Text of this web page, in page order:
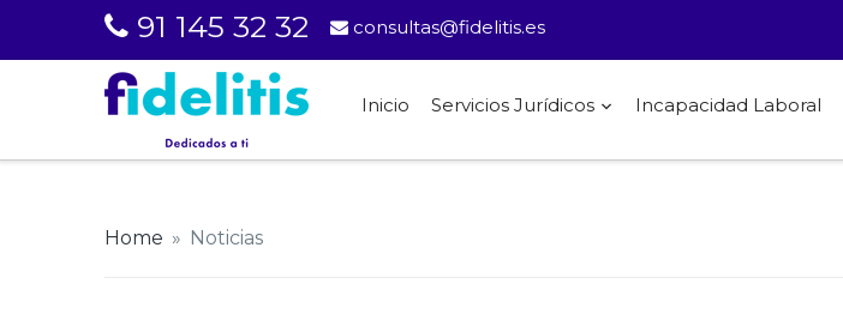
91 145 32 32 consultas@fidelitis.es
Inicio Servicios Jurídicos Incapacidad Laboral
Home » Noticias